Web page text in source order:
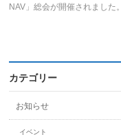
NAV」総会が開催されました。
カテゴリー
お知らせ
イベント